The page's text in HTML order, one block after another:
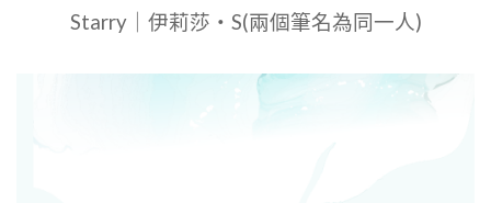
Starry｜伊莉莎・S(兩個筆名為同一人)